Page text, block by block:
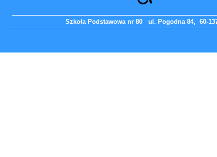
Szkoła Podstawowa nr 80 ul. Pogodna 84, 60-